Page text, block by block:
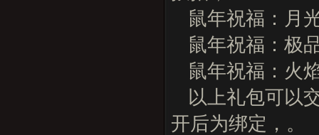
鼠年祝福：月
鼠年祝福：极
鼠年祝福：火
以上礼包可以
开后为绑定，。